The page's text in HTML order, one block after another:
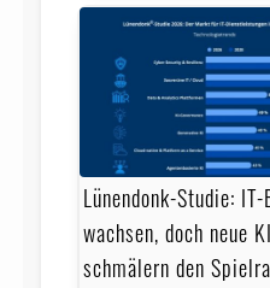
Lünendonk-Studie:
wachsen, doch neue
schmälern den